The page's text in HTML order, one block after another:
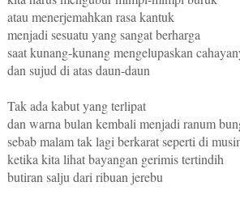
atau menerjemahkan rasa kantuk
menjadi sesuatu yang sangat berharga
saat kunang-kunang mengelupaskan
dan sujud di atas daun-daun
Tak ada kabut yang terlipat
dan warna bulan kembali menjadi ranum
sebab malam tak lagi berkarat seperti di
ketika kita lihat bayangan gerimis tertindih
butiran salju dari ribuan jerebu